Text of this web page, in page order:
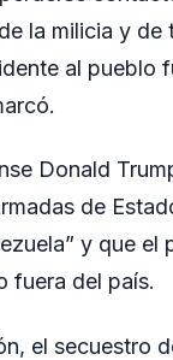
la milicia y de
al pueblo
Donald
de
y que
fuera del país.
el secuestro